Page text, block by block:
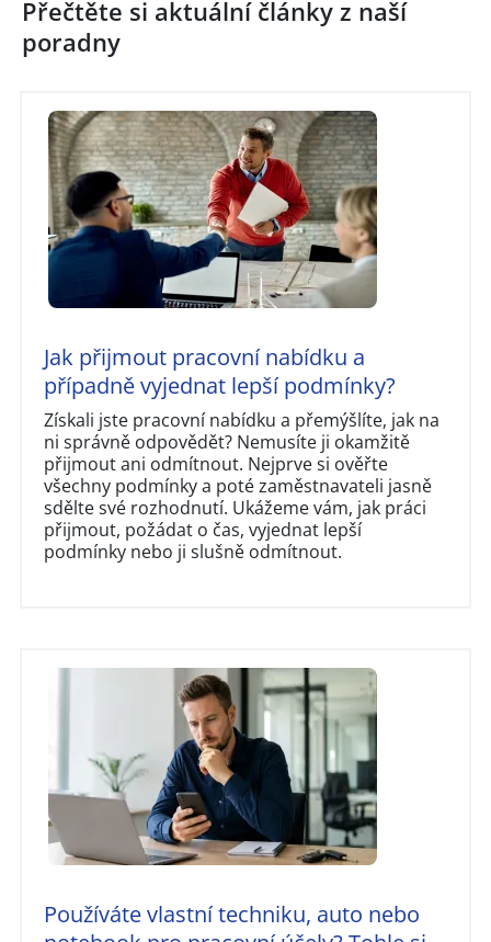
Přečtěte si aktuální články z naší
poradny
Jak přijmout pracovní nabídku a
případně vyjednat lepší podmínky?
Získali jste pracovní nabídku a přemýšlíte, jak na
ni správně odpovědět? Nemusíte ji okamžitě
přijmout ani odmítnout. Nejprve si ověřte
všechny podmínky a poté zaměstnavateli jasně
sdělte své rozhodnutí. Ukážeme vám, jak práci
přijmout, požádat o čas, vyjednat lepší
podmínky nebo ji slušně odmítnout.
Používáte vlastní techniku, auto nebo